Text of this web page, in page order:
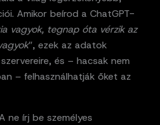
Amikor beírod a ChatGPT-
vagyok, tegnap óta vérzik az
”, ezek az adatok
és – hacsak nem
– felhasználhatják őket az
ne írj be személyes